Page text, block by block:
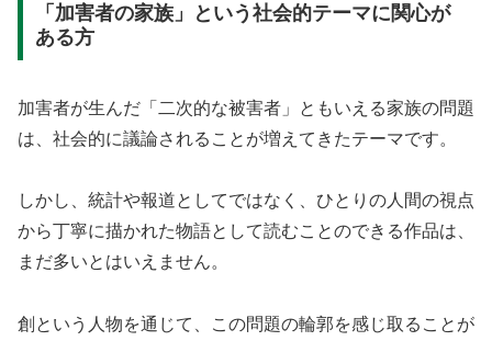
「加害者の家族」という社会的テーマに関心が
ある方
加害者が生んだ「二次的な被害者」ともいえる家族の問題
は、社会的に議論されることが増えてきたテーマです。
しかし、統計や報道としてではなく、ひとりの人間の視点
から丁寧に描かれた物語として読むことのできる作品は、
まだ多いとはいえません。
創という人物を通じて、この問題の輪郭を感じ取ることが